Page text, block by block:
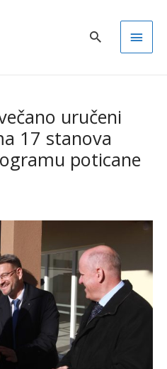
Main
uručeni
17 stanova
poticane